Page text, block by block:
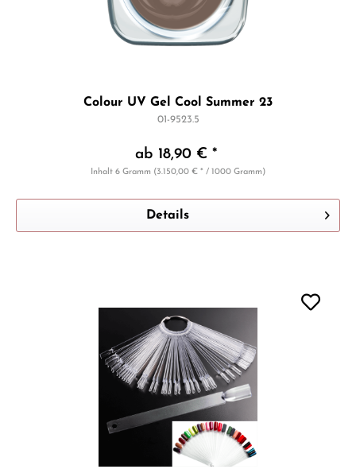
Colour UV Gel Cool Summer 23
01-9523.5
ab 18,90 € *
Inhalt6 Gramm (3.150,00 € * / 1000 Gramm)
Details